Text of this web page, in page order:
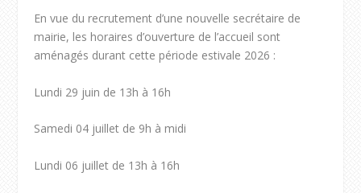
En vue du recrutement d’une nouvelle secrétaire de
mairie, les horaires d’ouverture de l’accueil sont
aménagés durant cette période estivale 2026 :
Lundi 29 juin de 13h à 16h
Samedi 04 juillet de 9h à midi
Lundi 06 juillet de 13h à 16h